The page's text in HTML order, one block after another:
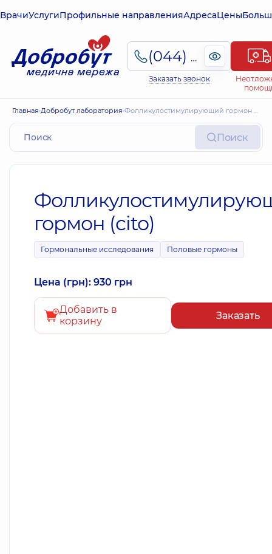
ВрачиУслугиПрофильные направленияАдресаЦены
(044) 495-2-888
Заказать звонок
Главная Добробут лаборатория Фолликулостимулирующий гормон (cito)
Поиск
гормон (cito)
Гормональные исследования Половые гормоны
Цена (грн): 930 грн
Добавить в
корзину
Заказать